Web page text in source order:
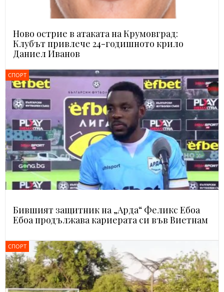
Ново острие в атаката на Крумовград:
Клубът привлече 24-годишното крило
Даниел Иванов
СПОРТ
Бившият защитник на „Арда“ Феликс Ебоа
Ебоа продължава кариерата си във Виетнам
СПОРТ